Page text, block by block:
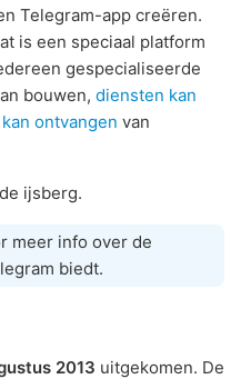
Telegram-app creëren.
is een speciaal platform
gespecialiseerde
bouwen, diensten kan
ontvangen van
ijsberg.
meer info over de
biedt.
2013 uitgekomen. De